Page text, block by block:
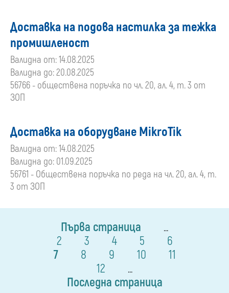
Доставка на подова настилка за тежка
промишленост
Валидна от: 14.08.2025
Валидна до: 20.08.2025
56766 - обществена поръчка по чл. 20, ал. 4, т. 3 от
ЗОП
Доставка на оборудване MikroTik
Валидна от: 14.08.2025
Валидна до: 01.09.2025
56761 - Обществена поръчка по реда на чл. 20, ал. 4, т.
3 от ЗОП
Първа страница ...
2 3 4 5
6
7
8 9 10
11
12
...
Последна страница